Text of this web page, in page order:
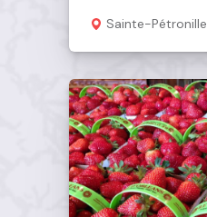
Sainte-Pétronille